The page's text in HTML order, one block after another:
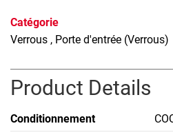
Catégorie
Verrous , Porte d'entrée (Verrous)
Product Details
Conditionnement